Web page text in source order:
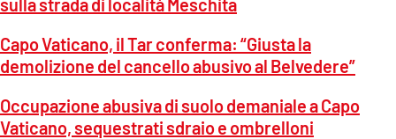
Capo Vaticano, il Tar conferma: “Giusta la
demolizione del cancello abusivo al Belvedere”
Occupazione abusiva di suolo demaniale a Capo
Vaticano, sequestrati sdraio e ombrelloni